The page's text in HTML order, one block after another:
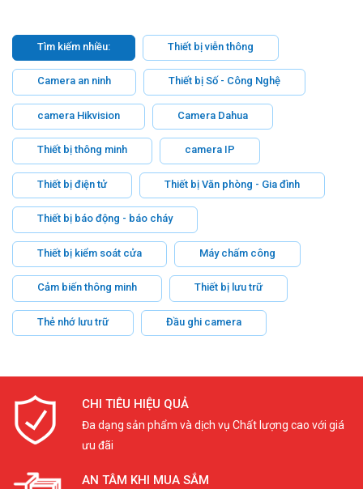
Tìm kiếm nhiều: Thiết bị viễn thông
Camera an ninh Thiết bị Số - Công Nghệ
camera Hikvision Camera Dahua
Thiết bị thông minh camera IP
Thiết bị điện tử Thiết bị Văn phòng - Gia đình
Thiết bị báo động - báo cháy
Thiết bị kiểm soát cửa Máy chấm công
Cảm biến thông minh Thiết bị lưu trữ
Thẻ nhớ lưu trữ Đầu ghi camera
CHI TIÊU HIỆU QUẢ
Đa dạng sản phẩm và dịch vụ Chất lượng cao với giá
ưu đãi
AN TÂM KHI MUA SẮM